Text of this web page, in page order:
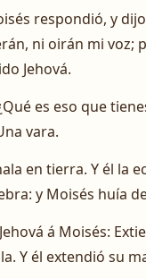
respondió, y
ni oirán mi voz;
Jehová.
es eso que
vara.
en tierra. Y él la
y Moisés huía
á Moisés:
Y él extendió su